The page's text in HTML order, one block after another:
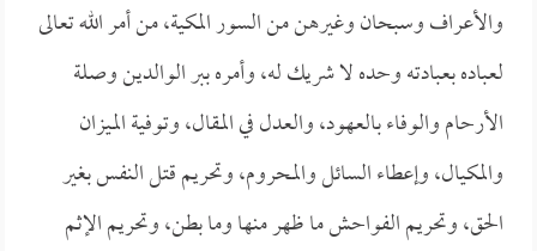
والأعراف وسبحان وغيرهن من السور المكية، من أمر الله تعالى
لعباده بعبادته وحده لا شريك له، وأمره ببر الوالدين وصلة
الأرحام والوفاء بالعهود، والعدل في المقال، وتوفية الميزان
والمكيال، وإعطاء السائل والمحروم، وتحريم قتل النفس بغير
الحق، وتحريم الفواحش ما ظهر منها وما بطن، وتحريم الإثم